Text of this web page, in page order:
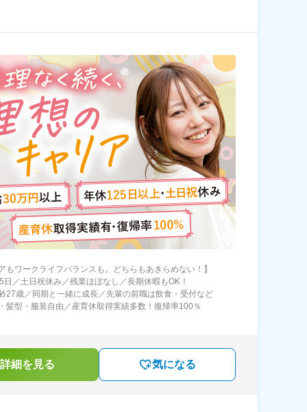
もワークライフバランスも。どちらもあきらめない！】
／土日祝休み／残業ほぼなし／長期休暇もOK！
27歳／同期と一緒に成長／先輩の前職は飲食・受付など
髪型・服装自由／産育休取得実績多数！復帰率100％
細を見る 気になる